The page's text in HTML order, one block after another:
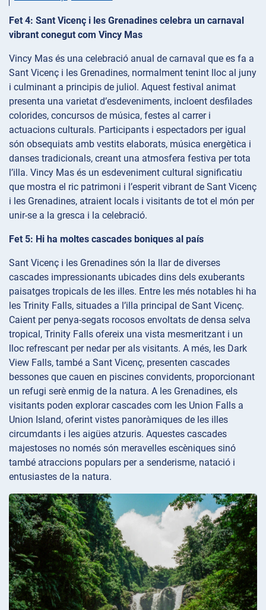
Fet 4: Sant Vicenç i les Grenadines celebra un carnaval
vibrant conegut com Vincy Mas
Vincy Mas és una celebració anual de carnaval que es fa a
Sant Vicenç i les Grenadines, normalment tenint lloc al juny
i culminant a principis de juliol. Aquest festival animat
presenta una varietat d’esdeveniments, incloent desfilades
colorides, concursos de música, festes al carrer i
actuacions culturals. Participants i espectadors per igual
són obsequiats amb vestits elaborats, música energètica i
danses tradicionals, creant una atmosfera festiva per tota
l’illa. Vincy Mas és un esdeveniment cultural significatiu
que mostra el ric patrimoni i l’esperit vibrant de Sant Vicenç
i les Grenadines, atraient locals i visitants de tot el món per
unir-se a la gresca i la celebració.
Fet 5: Hi ha moltes cascades boniques al país
Sant Vicenç i les Grenadines són la llar de diverses
cascades impressionants ubicades dins dels exuberants
paisatges tropicals de les illes. Entre les més notables hi ha
les Trinity Falls, situades a l’illa principal de Sant Vicenç.
Caient per penya-segats rocosos envoltats de densa selva
tropical, Trinity Falls ofereix una vista mesmeritzant i un
lloc refrescant per nedar per als visitants. A més, les Dark
View Falls, també a Sant Vicenç, presenten cascades
bessones que cauen en piscines convidents, proporcionant
un refugi serè enmig de la natura. A les Grenadines, els
visitants poden explorar cascades com les Union Falls a
Union Island, oferint vistes panoràmiques de les illes
circumdants i les aigües atzuris. Aquestes cascades
majestoses no només són meravelles escèniques sinó
també atraccions populars per a senderisme, natació i
entusiastes de la natura.